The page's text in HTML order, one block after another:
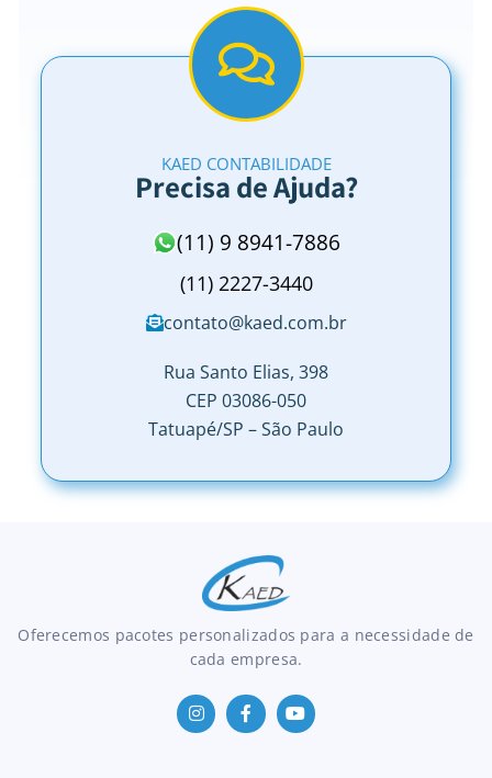
KAED CONTABILIDADE
Precisa de Ajuda?
(11) 9 8941-7886
(11) 2227-3440
contato@kaed.com.br
Rua Santo Elias, 398
CEP 03086-050
Tatuapé/SP – São Paulo
Oferecemos pacotes personalizados para a necessidade de
cada empresa.